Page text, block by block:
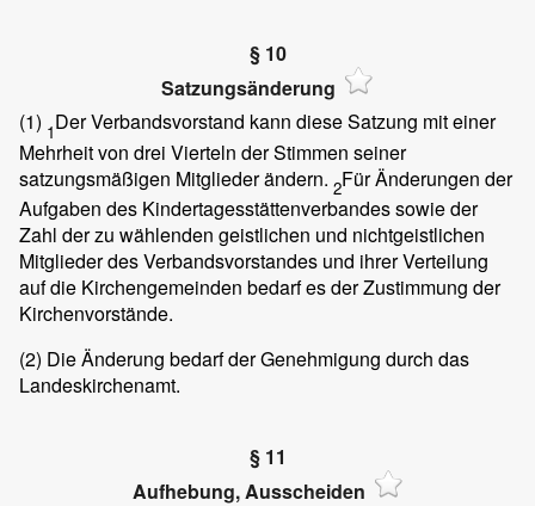
§ 10
Satzungsänderung
(1) 1Der Verbandsvorstand kann diese Satzung mit einer
Mehrheit von drei Vierteln der Stimmen seiner
satzungsmäßigen Mitglieder ändern. 2Für Änderungen der
Aufgaben des Kindertagesstättenverbandes sowie der
Zahl der zu wählenden geistlichen und nichtgeistlichen
Mitglieder des Verbandsvorstandes und ihrer Verteilung
auf die Kirchengemeinden bedarf es der Zustimmung der
Kirchenvorstände.
(2) Die Änderung bedarf der Genehmigung durch das
Landeskirchenamt.
§ 11
Aufhebung, Ausscheiden